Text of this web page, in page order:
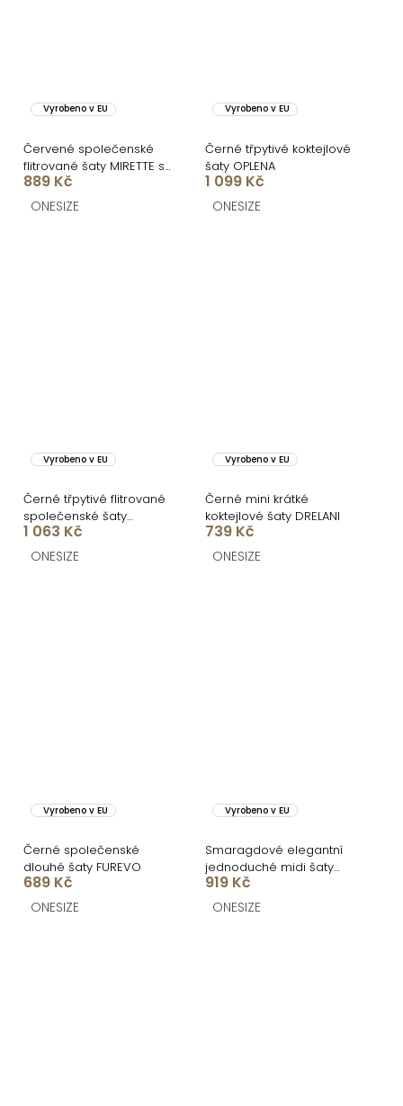
Vyrobeno v EU
Červené společenské
flitrované šaty MIRETTE s
drapováním
889 Kč
ONESIZE
Vyrobeno v EU
Černé třpytivé koktejlové
šaty OPLENA
1 099 Kč
ONESIZE
Vyrobeno v EU
Černé třpytivé flitrované
společenské šaty
LORVEA na ramínka
1 063 Kč
ONESIZE
Vyrobeno v EU
Černé mini krátké
koktejlové šaty DRELANI
739 Kč
ONESIZE
Vyrobeno v EU
Černé společenské
dlouhé šaty FUREVO
689 Kč
ONESIZE
Vyrobeno v EU
Smaragdové elegantní
jednoduché midi šaty
OMNIS
919 Kč
ONESIZE